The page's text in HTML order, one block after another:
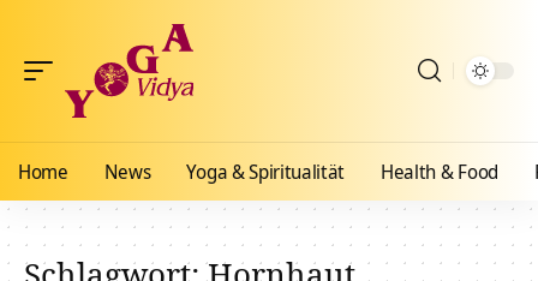
Home News Yoga & Spiritualität Health & Food